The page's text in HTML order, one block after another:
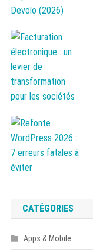
CATÉGORIES
Apps & Mobile